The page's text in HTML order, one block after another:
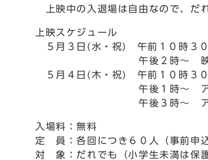
上映中の入退場は自由なので、だ
上映スケジュール
５月３日(水・祝) 午前１０時３０
午後２時～ 映画「
５月４日(木・祝) 午前１０時３
午後１時～ アニメ「なか
午後３時～ アニメ「おれ
入場料：無料
定 員：各回につき６０人（事前申
対 象：だれでも（小学生未満は保